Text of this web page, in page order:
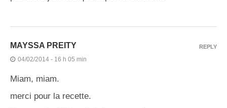
MAYSSA PREITY
04/02/2014 - 16 h 05 min
Miam, miam.
merci pour la recette.
REPLY